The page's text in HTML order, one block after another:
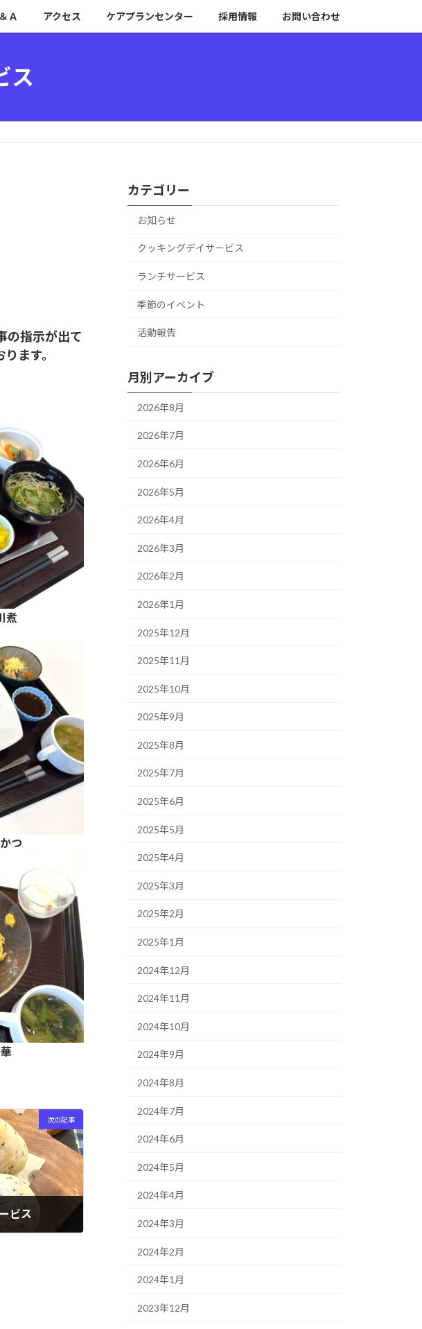
Ａ アクセス ケアプランセンター 採用情報 お問い合わせ
ス
の指示が出て
ます。
煮
つ
次の記事
ビス
カテゴリー
お知らせ
クッキングデイサービス
ランチサービス
季節のイベント
活動報告
月別アーカイブ
2026年8月
2026年7月
2026年6月
2026年5月
2026年4月
2026年3月
2026年2月
2026年1月
2025年12月
2025年11月
2025年10月
2025年9月
2025年8月
2025年7月
2025年6月
2025年5月
2025年4月
2025年3月
2025年2月
2025年1月
2024年12月
2024年11月
2024年10月
2024年9月
2024年8月
2024年7月
2024年6月
2024年5月
2024年4月
2024年3月
2024年2月
2024年1月
2023年12月